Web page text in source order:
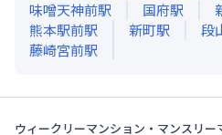
味噌天神前駅 国府駅
熊本駅前駅 新町駅 段
藤崎宮前駅
ウィークリーマンション・マンスリ